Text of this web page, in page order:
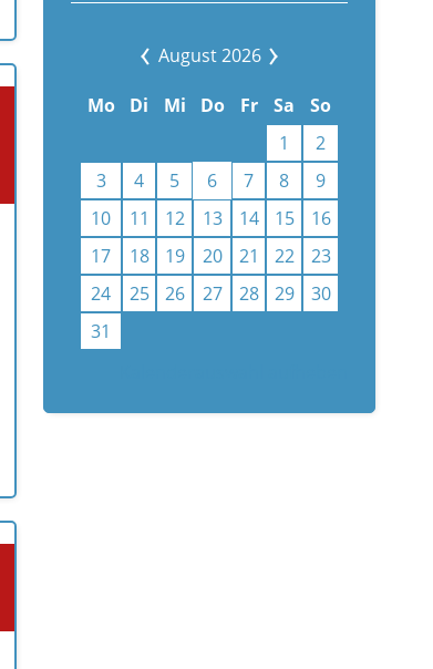
August 2026
Mo Di Mi Do Fr Sa
So
1
2
3
4 5 6 7 8
9
10
11 12 13 14 15
16
17
18 19 20 21 22
23
24
25 26 27 28 29
30
31